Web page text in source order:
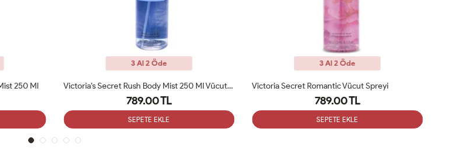
3 Al 2 Öde
Victoria Secret Romantic Vücut Spreyi
789.00 TL
SEPETE EKLE
3 Al 2 Öde
789.00 TL
SEPETE EKLE